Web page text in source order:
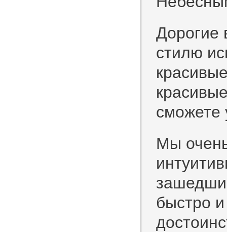
Дорогие
стилю
сможете
Мы
быстро